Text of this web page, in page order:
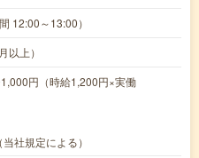
12:00～13:00）
以上）
円（時給1,200円×実働
社規定による）